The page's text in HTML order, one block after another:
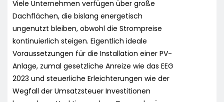
Viele Unternehmen verfügen über große
Dachflächen, die bislang energetisch
ungenutzt bleiben, obwohl die Strompreise
kontinuierlich steigen. Eigentlich ideale
Voraussetzungen für die Installation einer PV-
Anlage, zumal gesetzliche Anreize wie das EEG
2023 und steuerliche Erleichterungen wie der
Wegfall der Umsatzsteuer Investitionen